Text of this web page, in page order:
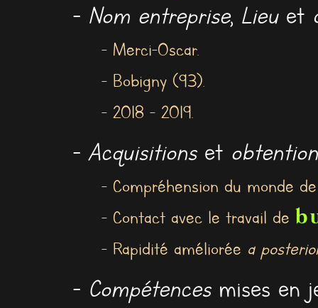
- Nom entreprise, Lieuet
- Merci-Oscar.
- Bobigny (93).
- 2018 - 2019.
- Acquisitionset
- Compréhension du monde
- Contact avec le travail de
- Rapidité améliorée a
- Compétencesmises en